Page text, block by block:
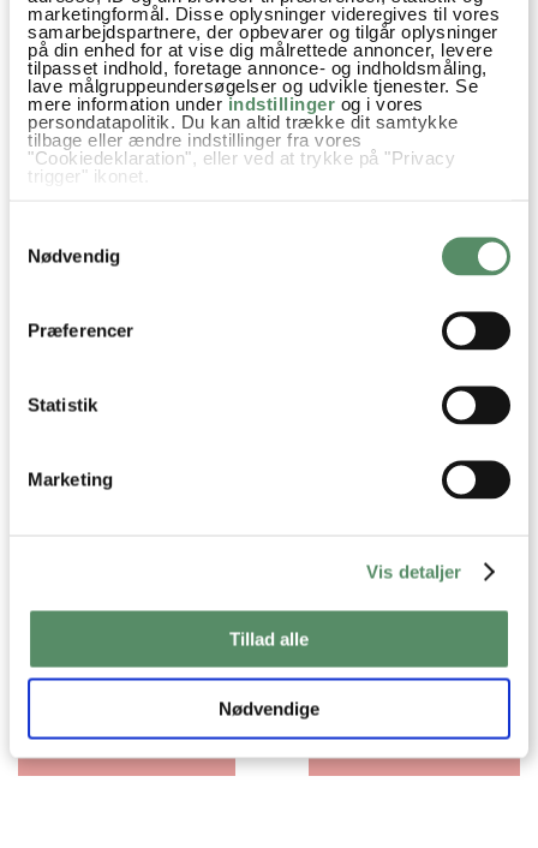
marketingformål. Disse oplysninger videregives til vores
samarbejdspartnere, der opbevarer og tilgår oplysninger
på din enhed for at vise dig målrettede annoncer, levere
tilpasset indhold, foretage annonce- og indholdsmåling,
lave målgruppeundersøgelser og udvikle tjenester. Se
mere information under indstillinger og i vores
persondatapolitik. Du kan altid trække dit samtykke
tilbage eller ændre indstillinger fra vores
"Cookiedeklaration", eller ved at trykke på "Privacy
trigger" ikonet.
Indsamle præcise oplysninger om din placering,
der kan være nøjagtig inden for få meter
Identificere din enhed baseret på en scanning af
Nødvendig
Præferencer
Statistik
Marketing
Vis detaljer
Tillad alle
Nødvendige
bøgerne er modige, seje, selvstændige, fantasifulde,
sjove og særlige. De er helt klart et forbillede og til
stor inspiration.
Nu kunne det være mægtigt sjovt, hvis I ville tage
udfordringen op og i kommentarfeltet, lave en liste med de
10 bedste bøger, som I nogensinde har læst og meget
‹ Forrige indlæg Næste indlæg ›